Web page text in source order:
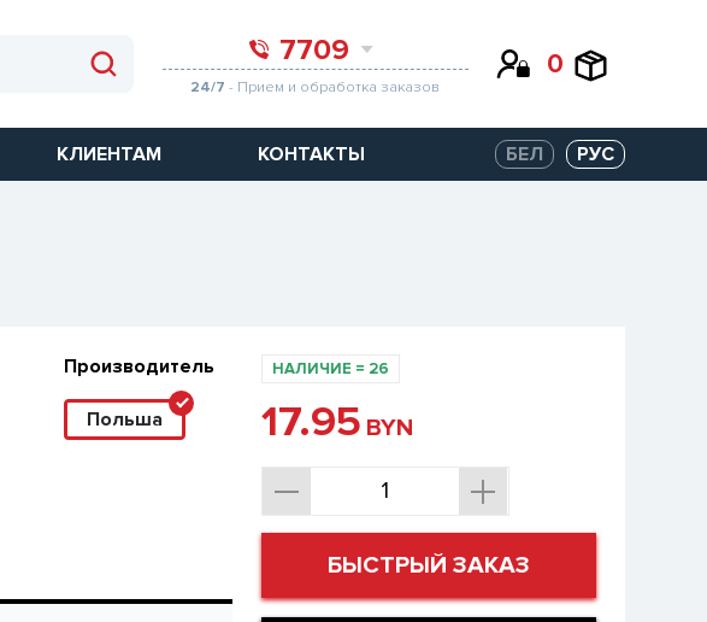
7709
24/7 - Прием и обработка заказов
0
КЛИЕНТАМ КОНТАКТЫ БЕЛ РУС
Производитель
Польша
НАЛИЧИЕ = 26
17.95 BYN
БЫСТРЫЙ ЗАКАЗ